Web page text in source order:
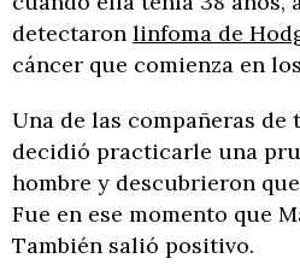
detectaron linfoma de
cáncer que comienza en
Una de las compañeras de
decidió practicarle una
hombre y descubrieron
Fue en ese momento que
También salió positivo.